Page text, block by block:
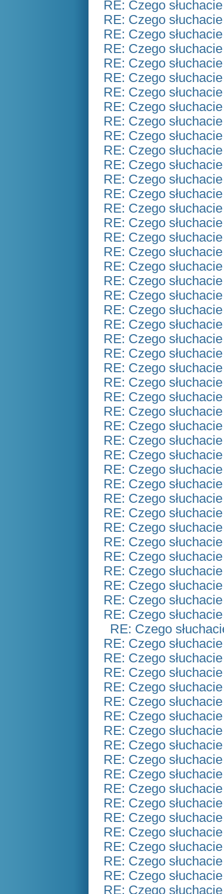
RE: Czego
RE: Czego
RE: Czego
RE: Czego
RE: Czego
RE: Czego
RE: Czego
RE: Czego
RE: Czego
RE: Czego
RE: Czego
RE: Czego
RE: Czego
RE: Czego
RE: Czego
RE: Czego
RE: Czego
RE: Czego
RE: Czego
RE: Czego
RE: Czego
RE: Czego
RE: Czego
RE: Czego
RE: Czego
RE: Czego
RE: Czego
RE: Czego
RE: Czego
RE: Czego
RE: Czego
RE: Czego
RE: Czego
RE: Czego
RE: Czego
RE: Czego
RE: Czego
RE: Czego
RE: Czego
RE: Czego
RE: Czego
RE: Czego
RE: Czego
RE: Czego
RE: Czego
RE: Czego
RE: Czego
RE: Czego
RE: Czego
RE: Czego
RE: Czego
RE: Czego
RE: Czego
RE: Czego
RE: Czego
RE: Czego
RE: Czego
RE: Czego
RE: Czego
RE: Czego
RE: Czego
RE: Czego